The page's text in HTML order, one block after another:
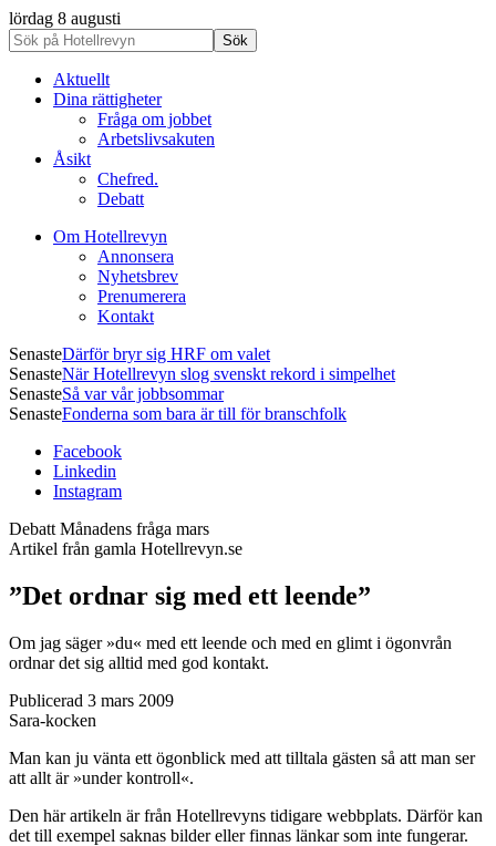
lördag 8 augusti
Aktuellt
Dina rättigheter
Fråga om jobbet
Arbetslivsakuten
Åsikt
Chefred.
Debatt
Om Hotellrevyn
Annonsera
Nyhetsbrev
Prenumerera
Kontakt
SenasteDärför bryr sig HRF om valet
SenasteNär Hotellrevyn slog svenskt rekord i simpelhet
SenasteSå var vår jobbsommar
SenasteFonderna som bara är till för branschfolk
Facebook
Linkedin
Instagram
Debatt Månadens fråga mars
Artikel från gamla Hotellrevyn.se
”Det ordnar sig med ett leende”
Om jag säger »du« med ett leende och med en glimt i ögonvrån
ordnar det sig alltid med god kontakt.
Publicerad 3 mars 2009
Sara-kocken
Man kan ju vänta ett ögonblick med att tilltala gästen så att man ser
att allt är »under kontroll«.
Den här artikeln är från Hotellrevyns tidigare webbplats. Därför kan
det till exempel saknas bilder eller finnas länkar som inte fungerar.